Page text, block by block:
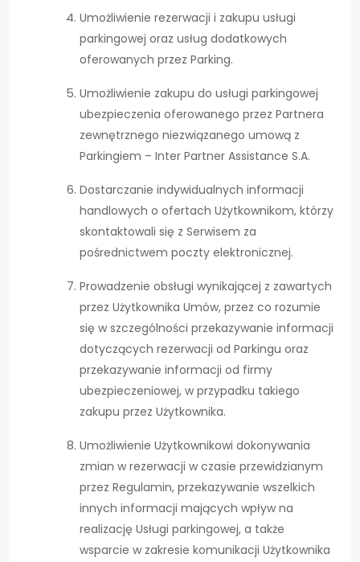
Umożliwienie rezerwacji i zakupu usługi
parkingowej oraz usług dodatkowych
oferowanych przez Parking.
Umożliwienie zakupu do usługi parkingowej
ubezpieczenia oferowanego przez Partnera
zewnętrznego niezwiązanego umową z
Parkingiem – Inter Partner Assistance S.A.
Dostarczanie indywidualnych informacji
handlowych o ofertach Użytkownikom, którzy
skontaktowali się z Serwisem za
pośrednictwem poczty elektronicznej.
Prowadzenie obsługi wynikającej z zawartych
przez Użytkownika Umów, przez co rozumie
się w szczególności przekazywanie informacji
dotyczących rezerwacji od Parkingu oraz
przekazywanie informacji od firmy
ubezpieczeniowej, w przypadku takiego
zakupu przez Użytkownika.
Umożliwienie Użytkownikowi dokonywania
zmian w rezerwacji w czasie przewidzianym
przez Regulamin, przekazywanie wszelkich
innych informacji mających wpływ na
realizację Usługi parkingowej, a także
wsparcie w zakresie komunikacji Użytkownika